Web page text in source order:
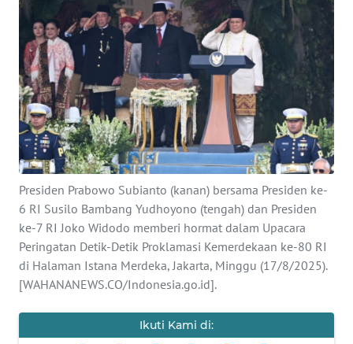
Presiden Prabowo Subianto (kanan) bersama Presiden ke-
6 RI Susilo Bambang Yudhoyono (tengah) dan Presiden
ke-7 RI Joko Widodo memberi hormat dalam Upacara
Peringatan Detik-Detik Proklamasi Kemerdekaan ke-80 RI
di Halaman Istana Merdeka, Jakarta, Minggu (17/8/2025).
[WAHANANEWS.CO/Indonesia.go.id].
Ikuti Kami di:
SAINS-TEKNO
KESEHATAN
INTERNASIONAL
SERBA-SERBI
PENDIDIKAN
OLAHRAGA
OPINI